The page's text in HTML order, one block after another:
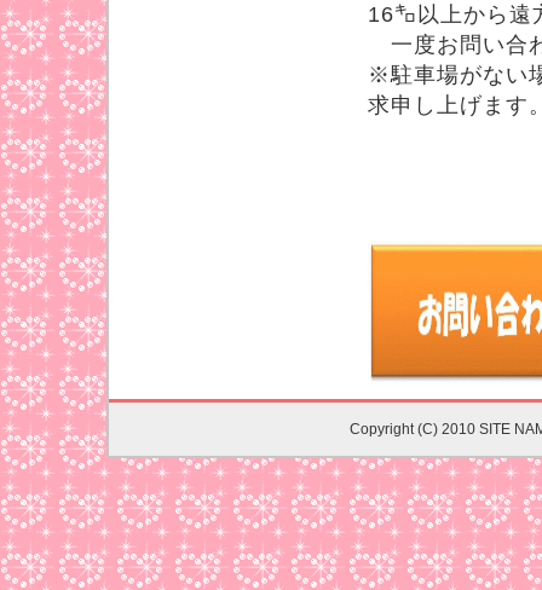
16㌔以上から遠
一度お問い合
※駐車場がない
求申し上げます
Copyright (C) 2010 SITE